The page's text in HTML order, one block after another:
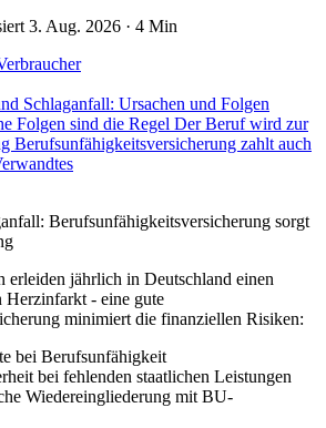
3. Aug. 2026 · 4 Min
Schlaganfall: Ursachen und Folgen
Folgen sind die Regel Der Beruf wird zur
Berufsunfähigkeitsversicherung zahlt auch
Berufsunfähigkeitsversicherung sorgt
erleiden jährlich in Deutschland einen
Herzinfarkt - eine gute
minimiert die finanziellen Risiken:
bei Berufsunfähigkeit
bei fehlenden staatlichen Leistungen
Wiedereingliederung mit BU-